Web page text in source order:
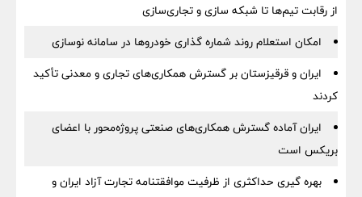
از رقابت تیم‌ها تا شبکه سازی و تجاری‌سازی
امکان استعلام روند شماره گذاری خودروها در سامانه نوسازی
ایران و قرقیزستان بر گسترش همکاری‌های تجاری و معدنی تأکید
کردند
ایران آماده گسترش همکاری‌های صنعتی پروژه‌محور با اعضای
بریکس است
بهره گیری حداکثری از ظرفیت موافقتنامه تجارت آزاد ایران و